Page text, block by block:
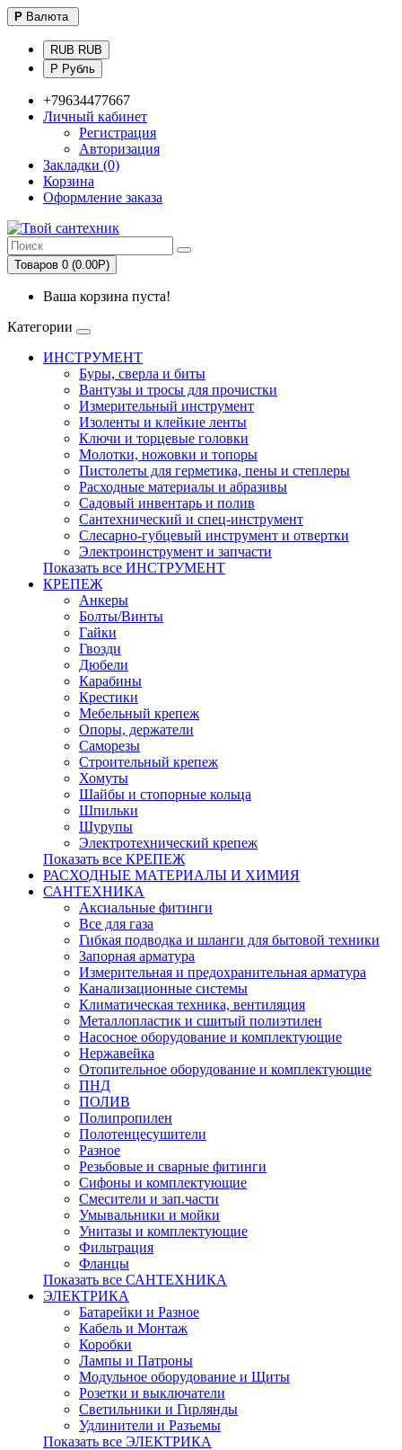
Р Валюта
RUB RUB
Р Рубль
+79634477667
Личный кабинет
Регистрация
Авторизация
Закладки (0)
Корзина
Оформление заказа
Товаров 0 (0.00Р)
Ваша корзина пуста!
Категории
ИНСТРУМЕНТ
Буры, сверла и биты
Вантузы и тросы для прочистки
Измерительный инструмент
Изоленты и клейкие ленты
Ключи и торцевые головки
Молотки, ножовки и топоры
Пистолеты для герметика, пены и степлеры
Расходные материалы и абразивы
Садовый инвентарь и полив
Сантехнический и спец-инструмент
Слесарно-губцевый инструмент и отвертки
Электроинструмент и запчасти
Показать все ИНСТРУМЕНТ
КРЕПЕЖ
Анкеры
Болты/Винты
Гайки
Гвозди
Дюбели
Карабины
Крестики
Мебельный крепеж
Опоры, держатели
Саморезы
Строительный крепеж
Хомуты
Шайбы и стопорные кольца
Шпильки
Шурупы
Электротехнический крепеж
Показать все КРЕПЕЖ
РАСХОДНЫЕ МАТЕРИАЛЫ И ХИМИЯ
САНТЕХНИКА
Аксиальные фитинги
Все для газа
Гибкая подводка и шланги для бытовой техники
Запорная арматура
Измерительная и предохранительная арматура
Канализационные системы
Климатическая техника, вентиляция
Металлопластик и сшитый полиэтилен
Насосное оборудование и комплектующие
Нержавейка
Отопительное оборудование и комплектующие
ПНД
ПОЛИВ
Полипропилен
Полотенцесушители
Разное
Резьбовые и сварные фитинги
Сифоны и комплектующие
Смесители и зап.части
Умывальники и мойки
Унитазы и комплектующие
Фильтрация
Фланцы
Показать все САНТЕХНИКА
ЭЛЕКТРИКА
Батарейки и Разное
Кабель и Монтаж
Коробки
Лампы и Патроны
Модульное оборудование и Щиты
Розетки и выключатели
Светильники и Гирлянды
Удлинители и Разъемы
Показать все ЭЛЕКТРИКА